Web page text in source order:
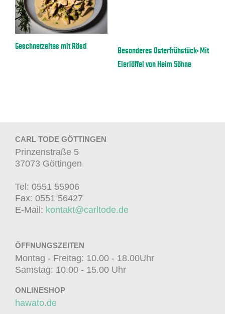
Geschnetzeltes mit Rösti
Besonderes Osterfrühstück: Mit
Eierlöffel von Heim Söhne
CARL TODE GÖTTINGEN
Prinzenstraße 5
37073 Göttingen
Tel: 0551 55906
Fax: 0551 56427
E-Mail: kontakt@carltode.de
ÖFFNUNGSZEITEN
Montag - Freitag: 10.00 - 18.00Uhr
Samstag: 10.00 - 15.00 Uhr
ONLINESHOP
hawato.de